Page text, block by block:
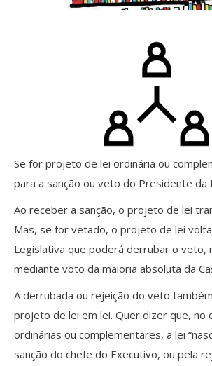
Se for projeto de lei ordinária ou
para a sanção ou veto do Presidente da
Ao receber a sanção, o projeto de lei
Mas, se for vetado, o projeto de lei volta
Legislativa que poderá derrubar o veto,
mediante voto da maioria absoluta da
A derrubada ou rejeição do veto
projeto de lei em lei. Quer dizer que, no
ordinárias ou complementares, a lei
sanção do chefe do Executivo, ou pela